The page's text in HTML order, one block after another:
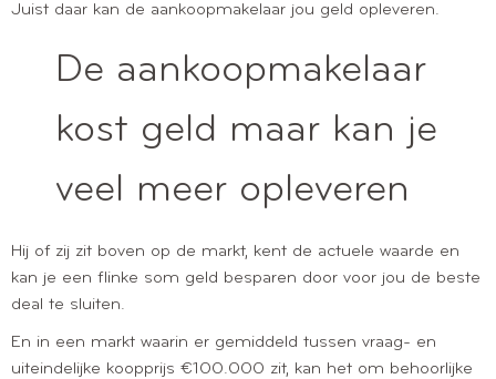
Juist daar kan de aankoopmakelaar jou geld opleveren.
De aankoopmakelaar
kost geld maar kan je
veel meer opleveren
Hij of zij zit boven op de markt, kent de actuele waarde en
kan je een flinke som geld besparen door voor jou de beste
deal te sluiten.
En in een markt waarin er gemiddeld tussen vraag- en
uiteindelijke koopprijs €100.000 zit, kan het om behoorlijke